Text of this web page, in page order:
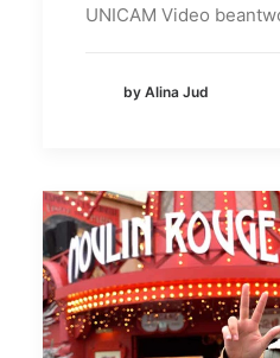
UNICAM Video
by Alina Jud